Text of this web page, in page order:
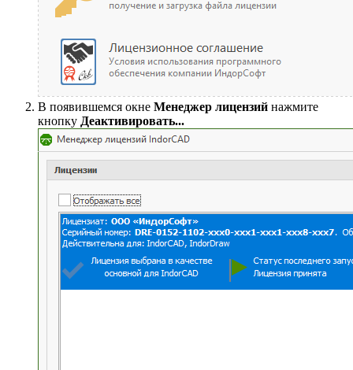
В появившемся окне Менеджер лицензий нажмите
кнопку Деактивировать...